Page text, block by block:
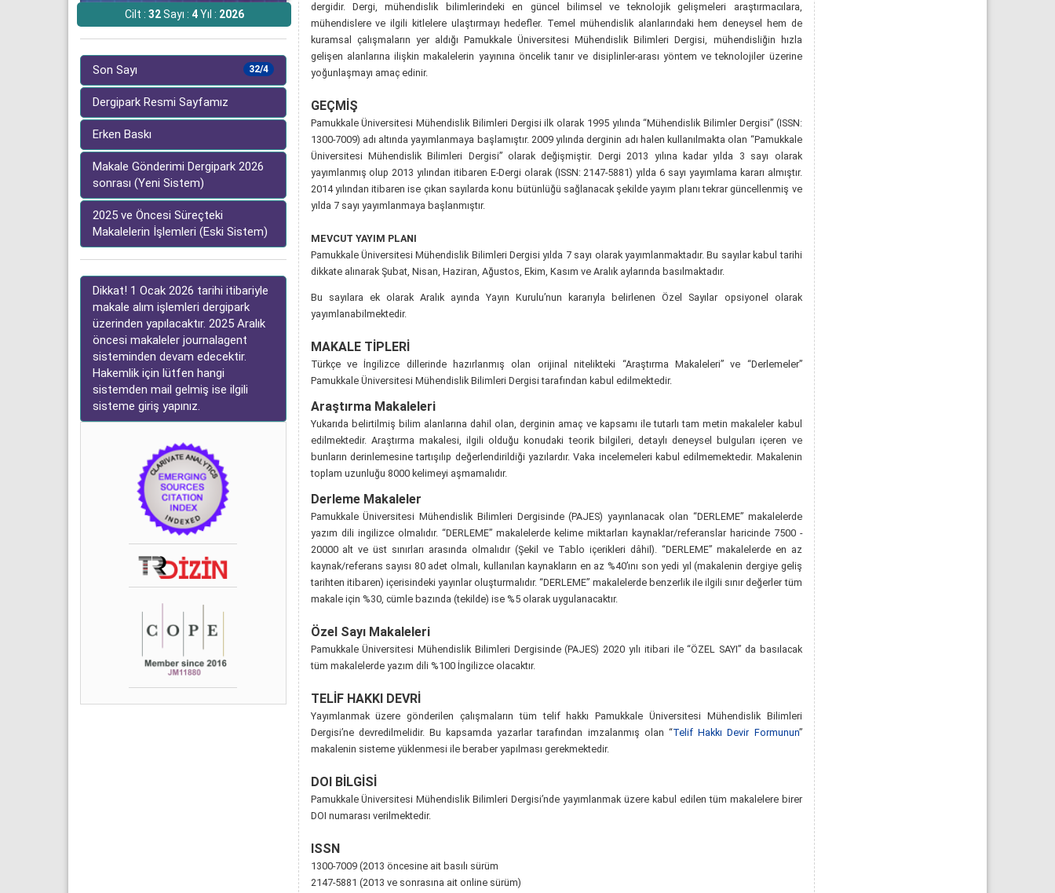
Cilt : 32Sayı : 4Yıl : 2026
32/4
Son Sayı
Dergipark Resmi Sayfamız
Erken Baskı
Makale Gönderimi Dergipark 2026
sonrası (Yeni Sistem)
2025 ve Öncesi Süreçteki
Makalelerin İşlemleri (Eski Sistem)
Dikkat! 1 Ocak 2026 tarihi itibariyle
makale alım işlemleri dergipark
üzerinden yapılacaktır. 2025 Aralık
öncesi makaleler journalagent
sisteminden devam edecektir.
Hakemlik için lütfen hangi
sistemden mail gelmiş ise ilgili
sisteme giriş yapınız.
dergidir. Dergi, mühendislik bilimlerindeki en güncel bilimsel ve teknolojik gelişmeleri araştırmacılara,
mühendislere ve ilgili kitlelere ulaştırmayı hedefler. Temel mühendislik alanlarındaki hem deneysel hem de
kuramsal çalışmaların yer aldığı Pamukkale Üniversitesi Mühendislik Bilimleri Dergisi, mühendisliğin hızla
gelişen alanlarına ilişkin makalelerin yayınına öncelik tanır ve disiplinler-arası yöntem ve teknolojiler üzerine
yoğunlaşmayı amaç edinir.
GEÇMİŞ
Pamukkale Üniversitesi Mühendislik Bilimleri Dergisi ilk olarak 1995 yılında “Mühendislik Bilimler Dergisi” (ISSN:
1300-7009) adı altında yayımlanmaya başlamıştır. 2009 yılında derginin adı halen kullanılmakta olan “Pamukkale
Üniversitesi Mühendislik Bilimleri Dergisi” olarak değişmiştir. Dergi 2013 yılına kadar yılda 3 sayı olarak
yayımlanmış olup 2013 yılından itibaren E-Dergi olarak (ISSN: 2147-5881) yılda 6 sayı yayımlama kararı almıştır.
2014 yılından itibaren ise çıkan sayılarda konu bütünlüğü sağlanacak şekilde yayım planı tekrar güncellenmiş ve
yılda 7 sayı yayımlanmaya başlanmıştır.
MEVCUT YAYIM PLANI
Pamukkale Üniversitesi Mühendislik Bilimleri Dergisi yılda 7 sayı olarak yayımlanmaktadır. Bu sayılar kabul tarihi
dikkate alınarak Şubat, Nisan, Haziran, Ağustos, Ekim, Kasım ve Aralık aylarında basılmaktadır.
Bu sayılara ek olarak Aralık ayında Yayın Kurulu’nun kararıyla belirlenen Özel Sayılar opsiyonel olarak
yayımlanabilmektedir.
MAKALE TİPLERİ
Türkçe ve İngilizce dillerinde hazırlanmış olan orijinal nitelikteki “Araştırma Makaleleri” ve “Derlemeler”
Pamukkale Üniversitesi Mühendislik Bilimleri Dergisi tarafından kabul edilmektedir.
Araştırma Makaleleri
Yukarıda belirtilmiş bilim alanlarına dahil olan, derginin amaç ve kapsamı ile tutarlı tam metin makaleler kabul
edilmektedir. Araştırma makalesi, ilgili olduğu konudaki teorik bilgileri, detaylı deneysel bulguları içeren ve
bunların derinlemesine tartışılıp değerlendirildiği yazılardır. Vaka incelemeleri kabul edilmemektedir. Makalenin
toplam uzunluğu 8000 kelimeyi aşmamalıdır.
Derleme Makaleler
Pamukkale Üniversitesi Mühendislik Bilimleri Dergisinde (PAJES) yayınlanacak olan “DERLEME” makalelerde
yazım dili ingilizce olmalıdır. “DERLEME” makalelerde kelime miktarları kaynaklar/referanslar haricinde 7500 -
20000 alt ve üst sınırları arasında olmalıdır (Şekil ve Tablo içerikleri dâhil). “DERLEME” makalelerde en az
kaynak/referans sayısı 80 adet olmalı, kullanılan kaynakların en az %40’ını son yedi yıl (makalenin dergiye geliş
tarihten itibaren) içerisindeki yayınlar oluşturmalıdır. “DERLEME” makalelerde benzerlik ile ilgili sınır değerler tüm
makale için %30, cümle bazında (tekilde) ise %5 olarak uygulanacaktır.
Özel Sayı Makaleleri
Pamukkale Üniversitesi Mühendislik Bilimleri Dergisinde (PAJES) 2020 yılı itibari ile “ÖZEL SAYI” da basılacak
tüm makalelerde yazım dili %100 İngilizce olacaktır.
TELİF HAKKI DEVRİ
Yayımlanmak üzere gönderilen çalışmaların tüm telif hakkı Pamukkale Üniversitesi Mühendislik Bilimleri
Dergisi’ne devredilmelidir. Bu kapsamda yazarlar tarafından imzalanmış olan “Telif Hakkı Devir Formunun”
makalenin sisteme yüklenmesi ile beraber yapılması gerekmektedir.
DOI BİLGİSİ
Pamukkale Üniversitesi Mühendislik Bilimleri Dergisi’nde yayımlanmak üzere kabul edilen tüm makalelere birer
DOI numarası verilmektedir.
ISSN
1300-7009 (2013 öncesine ait basılı sürüm
2147-5881 (2013 ve sonrasına ait online sürüm)